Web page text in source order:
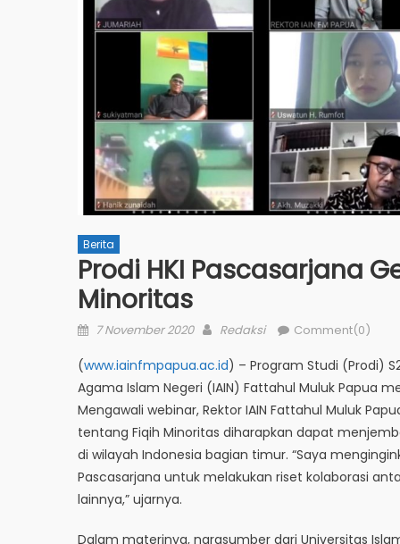
Berita
Prodi HKI Pascasarjana
Minoritas
Posted
7 November 2020 Author
Redaksi Comment(0)
(www.iainfmpapua.ac.id) – Program Studi (Prodi)
Agama Islam Negeri (IAIN) Fattahul Muluk Papua
Mengawali webinar, Rektor IAIN Fattahul Muluk
tentang Fiqih Minoritas diharapkan dapat
di wilayah Indonesia bagian timur. “Saya
Pascasarjana untuk melakukan riset kolaborasi
lainnya,” ujarnya.
Dalam materinya, narasumber dari Universitas